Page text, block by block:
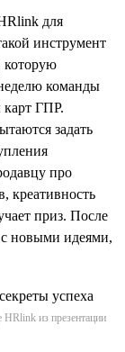
для
инструмент
которую
команды
карт ГПР.
задать
про
креативность
приз. После
с новыми идеями,
из презентации